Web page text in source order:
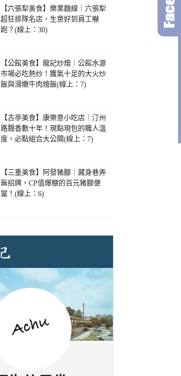
【六張犁美食】樂業麵線｜六張犁
超狂排隊名店，生意好到員工嚇
跑？(線上：30)
【公館美食】龍記炒燴｜公館水源
市場必吃熱炒！鑊氣十足的大火炒
飯與滑嫩牛肉燴飯(線上：7)
【古亭美食】康樂意小吃店｜汀州
路飄香數十年！現點現包的職人溫
度，必點組合大公開(線上：7)
【三重美食】阿發豬腳｜藏身巷弄
無招牌，CP值爆棚的百元豬腳便
當！(線上：6)